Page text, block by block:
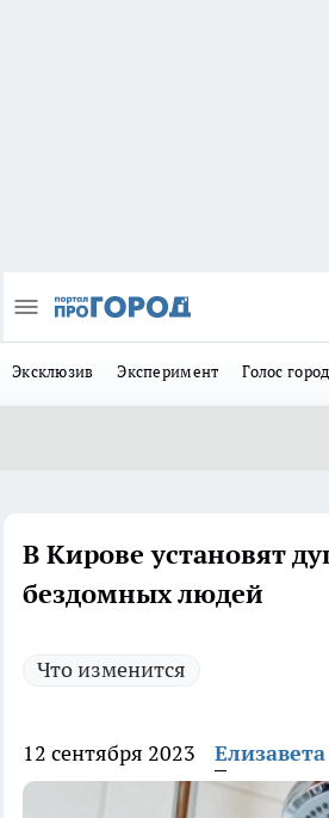
Эксклюзив Эксперимент Голос
В Кирове установят
бездомных людей
Что изменится
12 сентября 2023